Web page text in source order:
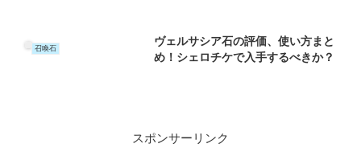
召喚石
ヴェルサシア石の評価、使い方まと
め！シェロチケで入手するべきか？
スポンサーリンク